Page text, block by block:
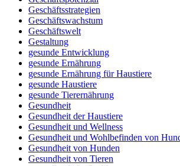
Geschäftsstrategien
Geschäftswachstum
Geschäftswelt
Gestaltung
gesunde Entwicklung
gesunde Ernährung
gesunde Ernährung für Haustiere
gesunde Haustiere
gesunde Tierernährung
Gesundheit
Gesundheit der Haustiere
Gesundheit und Wellness
Gesundheit und Wohlbefinden von
Gesundheit von Hunden
Gesundheit von Tieren